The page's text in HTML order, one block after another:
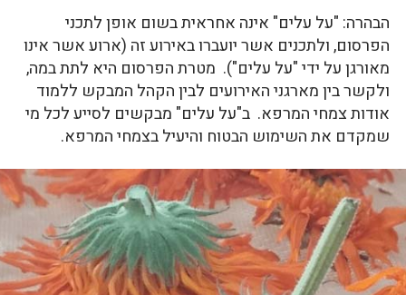
הבהרה: "על עלים" אינה אחראית בשום אופן לתכני
הפרסום, ולתכנים אשר יועברו באירוע זה (ארוע אשר אינו
מאורגן על ידי "על עלים"). מטרת הפרסום היא לתת במה,
ולקשר בין מארגני האירועים לבין הקהל המבקש ללמוד
אודות צמחי המרפא. ב"על עלים" מבקשים לסייע לכל מי
שמקדם את השימוש הבטוח והיעיל בצמחי המרפא.